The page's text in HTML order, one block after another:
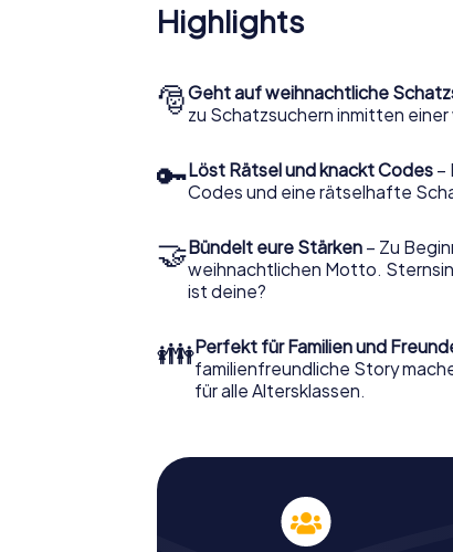
Highlights
🎅Geht auf weihnachtliche
zu Schatzsuchern inmitten
🔑Löst Rätsel und knackt Codes –
Codes und eine rätselhafte
🤝Bündelt eure Stärken – Zu
weihnachtlichen Motto.
ist deine?
👪Perfekt für Familien und
familienfreundliche Story
für alle Altersklassen.